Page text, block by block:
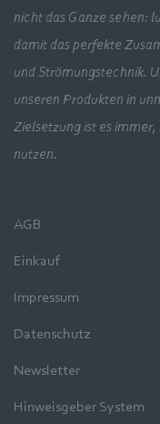
nicht das Ganze sehen:
damit das perfekte
und Strömungstechnik.
unseren Produkten in
Zielsetzung ist es
nutzen.
AGB
Einkauf
Impressum
Datenschutz
Newsletter
Hinweisgeber System